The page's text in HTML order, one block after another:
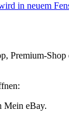
in neuem
Premium-
Mein eBay.